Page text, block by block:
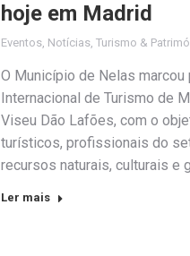
hoje em Madrid
Eventos Notícias Turismo &
O Município de Nelas marcou
Internacional de Turismo de
Viseu Dão Lafões, com o
turísticos, profissionais do
recursos naturais, culturais e
Ler mais